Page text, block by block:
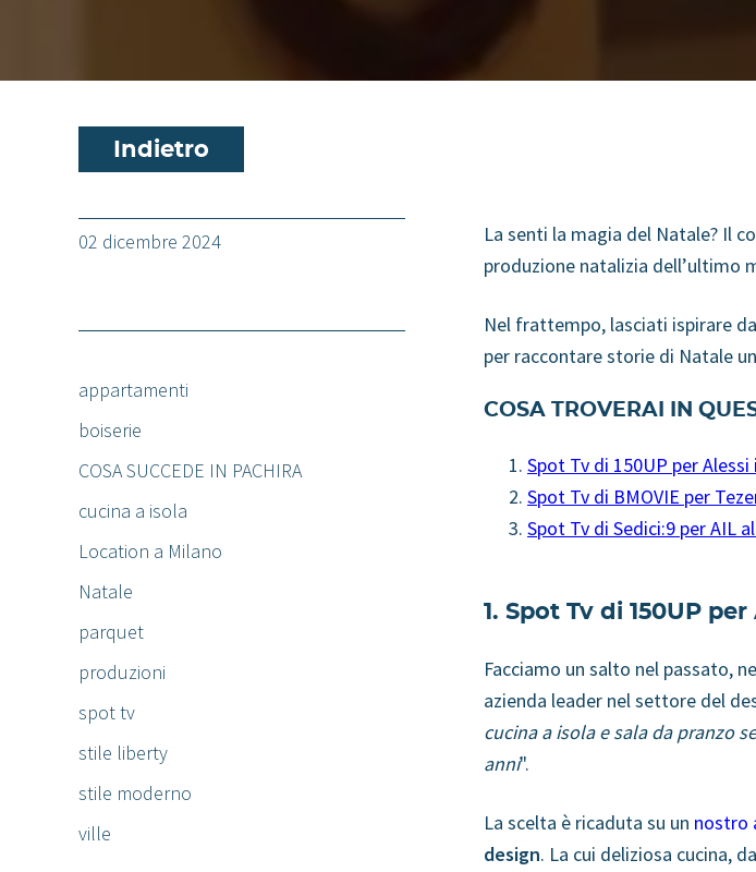
Indietro
02 dicembre 2024
appartamenti
boiserie
COSA SUCCEDE IN PACHIRA
cucina a isola
Location a Milano
Natale
parquet
produzioni
spot tv
stile liberty
stile moderno
ville
La senti la magia del Natale? Il
produzione natalizia dell’ultimo
Nel frattempo, lasciati ispirare
per raccontare storie di Natale
COSA TROVERAI IN
Spot Tv di 150UP per
Spot Tv di BMOVIE per
Spot Tv di Sedici:9 per AIL
1. Spot Tv di 150UP
Facciamo un salto nel passato,
azienda leader nel settore del
cucina a isola e sala da pranzo
anni".
La scelta è ricaduta su un nostro
design. La cui deliziosa cucina,